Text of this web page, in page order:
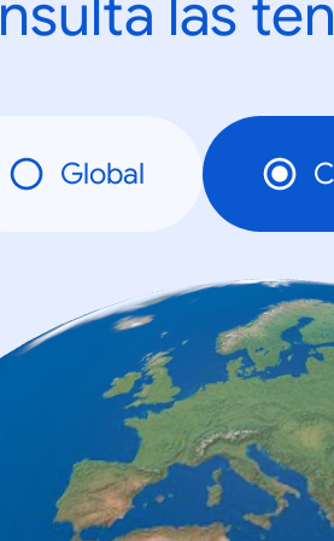
las
Global